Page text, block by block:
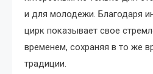
и для молодежи. Благодаря
цирк показывает свое
временем, сохраняя в то же
традиции.